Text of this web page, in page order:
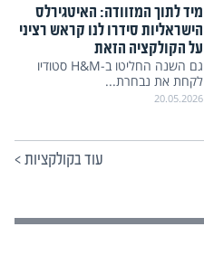
מיד לתוך המזוודה: האיטגירלס
הישראליות סידרו לנו קראש רציני
על הקולקציה הזאת
גם השנה החליטו ב-H&M סטודיו
לקחת את נבחרת...
20.05.2026
עוד בקולקציות>